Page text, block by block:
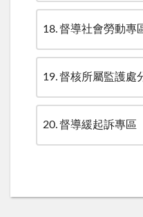
18 督導社會勞動專
19 督核所屬監護處
20 督導緩起訴專區